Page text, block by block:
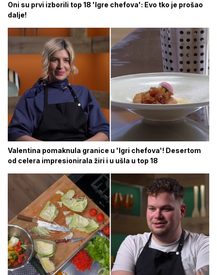
Oni su prvi izborili top 18 'Igre chefova': Evo tko je prošao
dalje!
Valentina pomaknula granice u 'Igri chefova'! Desertom
od celera impresionirala žiri i u ušla u top 18